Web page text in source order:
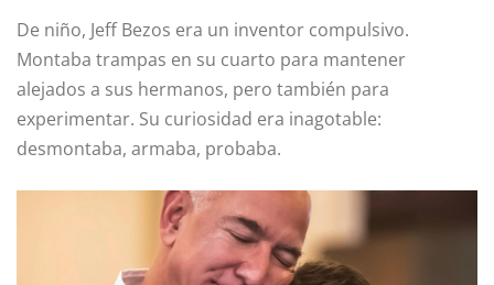
De niño, Jeff Bezos era un inventor compulsivo.
Montaba trampas en su cuarto para mantener
alejados a sus hermanos, pero también para
experimentar. Su curiosidad era inagotable:
desmontaba, armaba, probaba.